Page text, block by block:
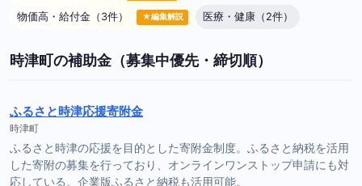
物価高・給付金（3件） ★編集解説 医療・健康（2件）
時津町の補助金（募集中優先・締切順）
ふるさと時津応援寄附金
時津町
ふるさと時津の応援を目的とした寄附金制度。ふるさと納税を活用
した寄附の募集を行っており、オンラインワンストップ申請にも対
応している。企業版ふるさと納税も活用可能。